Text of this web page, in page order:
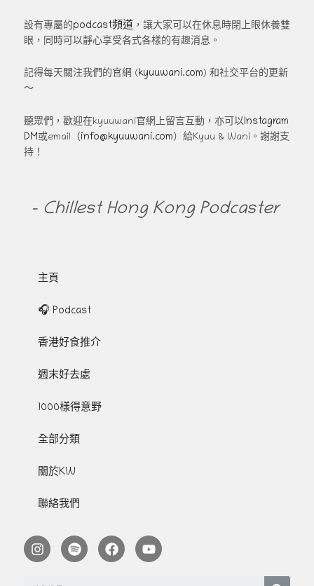
設有專屬的podcast頻道 ，讓大家可以在休息時閉上眼休養雙
眼，同時可以靜心享受各式各樣的有趣消息。
記得每天關注我們的官網 (kyuuwani.com) 和社交平台的更新
～
聽眾們，歡迎在kyuuwani官網上留言互動，亦可以Instagram
DM或email（info@kyuuwani.com）給Kyuu & Wani。謝謝支
持！
- Chillest Hong Kong Podcaster
主頁
🎧 Podcast
香港好食推介
週末好去處
1000樣得意野
全部分類
關於KW
聯絡我們